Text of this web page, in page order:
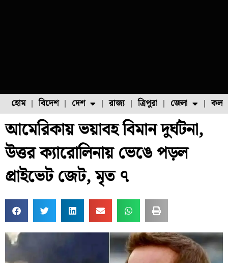
হোম বিদেশ দেশ
ফুল চাষ ফল চাষ মাছ চাষ
রাজ্য ত্রিপুরা জেলা
উত্তর ২৪ পরগনা
আমেরিকায় ভয়াবহ বিমান দুর্ঘটনা,
উত্তর ক্যারোলিনায় ভেঙে পড়ল
প্রাইভেট জেট, মৃত ৭